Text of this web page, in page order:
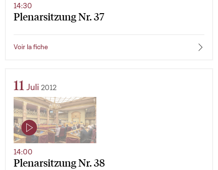
Plenarsitzung Nr. 37
14:30
Voir la fiche
11 Juli 2012
Plenarsitzung Nr. 38
14:00